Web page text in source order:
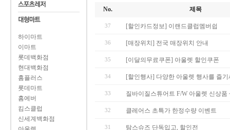
하이마트
이마트
롯데백화점
현대백화점
홈플러스
롯데마트
홈에버
킴스클럽
신세계백화점
No.
제목
37 [할인카드정보] 이랜드클럽멤버쉽
36 [매장위치] 전국 매장위치 안내
35 [이달의무료쿠폰] 아울렛 할인쿠폰
34 [할인행사] 다양한 아울렛 행사를 즐기
33 질바이질스튜어트 F/W 아울렛 신상품
32 클레어스 초특가 한정수량 이벤트
31 탐스슈즈 단독입고, 할인전